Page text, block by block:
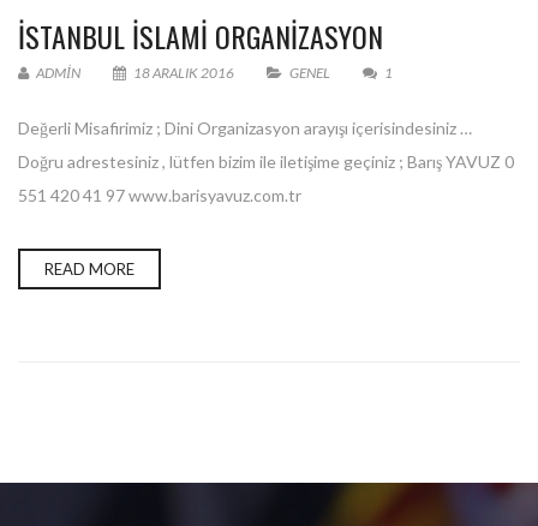
ISTANBUL ISLAMI ORGANIZASYON
ADMIN 18 ARALIK 2016 GENEL 1
Değerli Misafirimiz ; Dini Organizasyon arayışı içerisindesiniz …
Doğru adrestesiniz , lütfen bizim ile iletişime geçiniz ; Barış YAVUZ 0
551 420 41 97 www.barisyavuz.com.tr
READ MORE